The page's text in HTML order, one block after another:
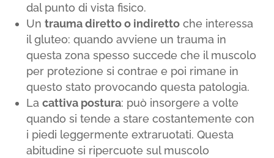
dal punto di vista fisico.
Un trauma diretto o indirettoche interessa
il gluteo: quando avviene un trauma in
questa zona spesso succede che il muscolo
per protezione si contrae e poi rimane in
questo stato provocando questa patologia.
La cattiva postura: può insorgere a volte
quando si tende a stare costantemente con
i piedi leggermente extraruotati. Questa
abitudine si ripercuote sul muscolo